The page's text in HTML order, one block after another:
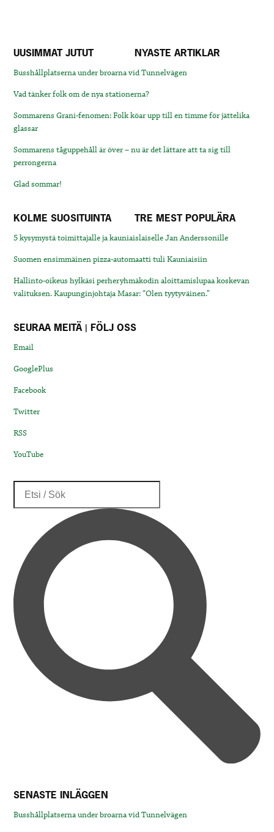
UUSIMMAT JUTUT NYASTE ARTIKLAR
Busshållplatserna under broarna vid Tunnelvägen
Vad tänker folk om de nya stationerna?
Sommarens Grani-fenomen: Folk köar upp till en timme för jättelika
glassar
Sommarens tåguppehåll är över – nu är det lättare att ta sig till
perrongerna
Glad sommar!
KOLME SUOSITUINTA TRE MEST POPULÄRA
5 kysymystä toimittajalle ja kauniaislaiselle Jan Anderssonille
Suomen ensimmäinen pizza-automaatti tuli Kauniaisiin
Hallinto-oikeus hylkäsi perheryhmäkodin aloittamislupaa koskevan
valituksen. Kaupunginjohtaja Masar: “Olen tyytyväinen.”
SEURAA MEITÄ | FÖLJ OSS
Email
GooglePlus
Facebook
Twitter
RSS
YouTube
SENASTE INLÄGGEN
Busshållplatserna under broarna vid Tunnelvägen